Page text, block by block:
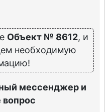
Объект № 8612, и
необходимую
мессенджер и
вопрос